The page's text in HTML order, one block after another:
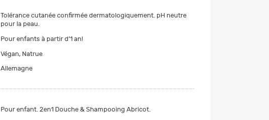
Tolérance cutanée confirmée dermatologiquement. pH neutre
pour la peau.
Pour enfants à partir d’1 an!
Végan, Natrue
Allemagne
Pour enfant. 2en1 Douche & Shampooing Abricot.